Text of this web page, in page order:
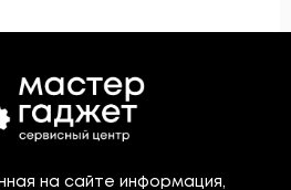
на сайте информация,